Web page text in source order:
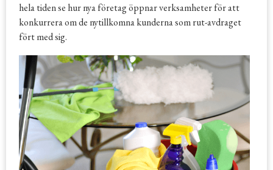
hela tiden se hur nya företag öppnar verksamheter för att
konkurrera om de nytillkomna kunderna som rut-avdraget
fört med sig.